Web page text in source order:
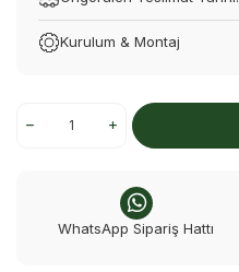
Kurulum & Montaj
WhatsApp Sipariş Hattı